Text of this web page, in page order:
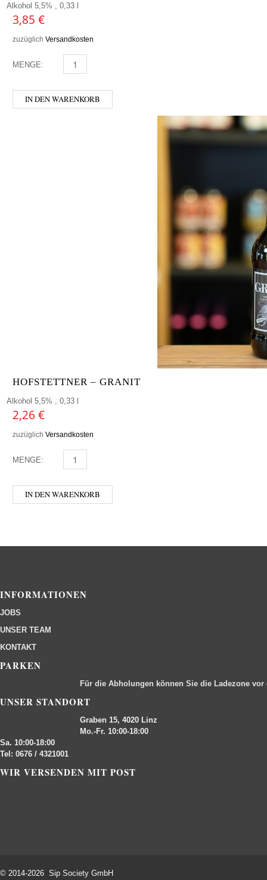
Alkohol 5,5% , 0,33 l
3,85 €
zuzüglich Versandkosten
MENGE: BEVOG - TAK MENGE
IN DEN WARENKORB
HOFSTETTNER – GRANIT
Alkohol 5,5% , 0,33 l
2,26 €
zuzüglich Versandkosten
MENGE: HOFSTETTNER - GRANIT MENGE
IN DEN WARENKORB
INFORMATIONEN
JOBS
UNSER TEAM
KONTAKT
PARKEN
Für die Abholungen können Sie die Ladezone
UNSER STANDORT
Graben 15, 4020 Linz
Mo.-Fr. 10:00-18:00
Sa. 10:00-18:00
Tel: 0676 / 4321001
WIR VERSENDEN MIT POST
© 2014-2026 Sip Society GmbH